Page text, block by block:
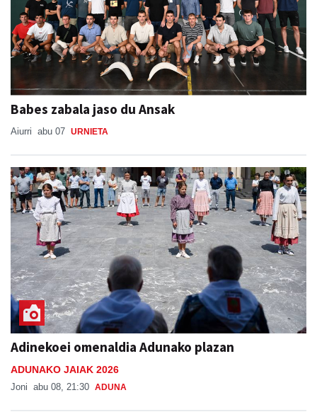
Babes zabala jaso du Ansak
Aiurri abu 07 URNIETA
Adinekoei omenaldia Adunako plazan
ADUNAKO JAIAK 2026
Joni abu 08, 21:30 ADUNA